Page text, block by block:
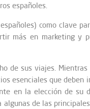
españoles.
como clave
más en marketing y
de sus viajes.
esenciales que deben
en la elección de su
de las